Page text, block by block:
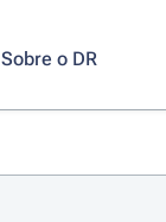
Sobre o DR